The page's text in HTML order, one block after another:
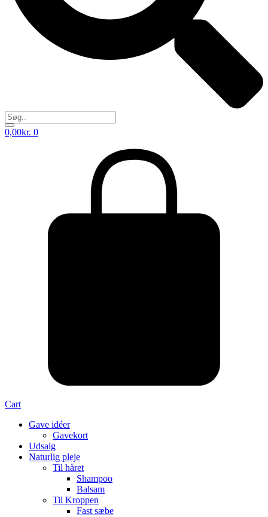
0,00kr. 0
Cart
Gave idéer
Gavekort
Udsalg
Naturlig pleje
Til håret
Shampoo
Balsam
Til Kroppen
Fast sæbe